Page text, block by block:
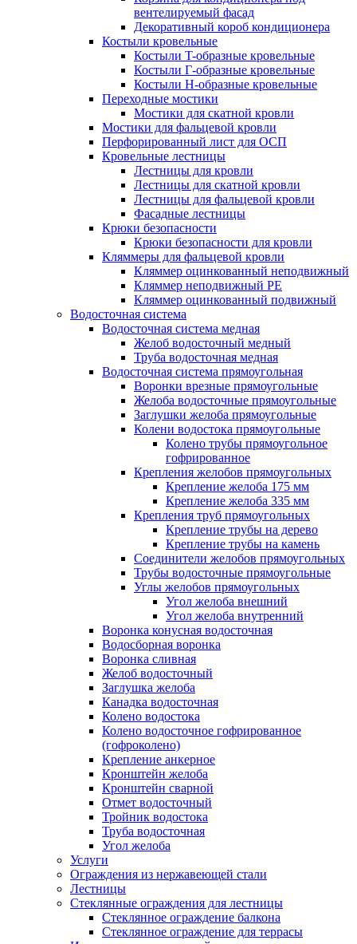
вентелируемый фасад
Декоративный короб кондиционера
Костыли кровельные
Костыли T-образные кровельные
Костыли Г-образные кровельные
Костыли Н-образные кровельные
Переходные мостики
Мостики для скатной кровли
Мостики для фальцевой кровли
Перфорированный лист для ОСП
Кровельные лестницы
Лестницы для кровли
Лестницы для скатной кровли
Лестницы для фальцевой кровли
Фасадные лестницы
Крюки безопасности
Крюки безопасности для кровли
Кляммеры для фальцевой кровли
Кляммер оцинкованный неподвижный
Кляммер неподвижный PE
Кляммер оцинкованный подвижный
Водосточная система
Водосточная система медная
Желоб водосточный медный
Труба водосточная медная
Водосточная система прямоугольная
Воронки врезные прямоугольные
Желоба водосточные прямоугольные
Заглушки желоба прямоугольные
Колени водостока прямоугольные
Колено трубы прямоугольное
гофрированное
Крепления желобов прямоугольных
Крепление желоба 175 мм
Крепление желоба 335 мм
Крепления труб прямоугольных
Крепление трубы на дерево
Крепление трубы на камень
Соединители желобов прямоугольных
Трубы водосточные прямоугольные
Углы желобов прямоугольных
Угол желоба внешний
Угол желоба внутренний
Воронка конусная водосточная
Водосборная воронка
Воронка сливная
Желоб водосточный
Заглушка желоба
Канадка водосточная
Колено водостока
Колено водосточное гофрированное
(гофроколено)
Крепление анкерное
Кронштейн желоба
Кронштейн сварной
Отмет водосточный
Тройник водостока
Труба водосточная
Угол желоба
Услуги
Ограждения из нержавеющей стали
Лестницы
Стеклянные ограждения для лестницы
Стеклянное ограждение балкона
Стеклянное ограждение для террасы